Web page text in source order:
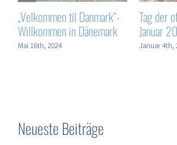
Tür – 27.
Weihnachtskonzert 2023
Januar 4th, 2024
Neueste Beiträge